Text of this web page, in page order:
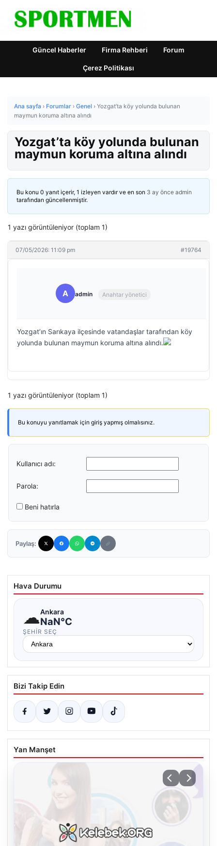
Güncel Haberler Firma Rehberi Forum
Çerez Politikası
Ana sayfa › Forumlar › Genel › Yozgat’ta köy yolunda bulunan
maymun koruma altına alındı
Yozgat’ta köy yolunda bulunan
maymun koruma altına alındı
Bu konu 0 yanıt içerir, 1 izleyen vardır ve en son 3 ay önce admin
tarafından güncellenmiştir.
1 yazı görüntüleniyor (toplam 1)
07/05/2026: 11:09 pm #19764
A admin Anahtar yönetici
Yozgat’ın Sarıkaya ilçesinde vatandaşlar tarafından köy
yolunda bulunan maymun koruma altına alındı.
1 yazı görüntüleniyor (toplam 1)
Bu konuyu yanıtlamak için giriş yapmış olmalısınız.
Kullanıcı adı:
Parola:
Beni hatırla
Paylaş:
Hava Durumu
☁Ankara
NaN°C
ŞEHIR SEÇ
Bizi Takip Edin
Yan Manşet